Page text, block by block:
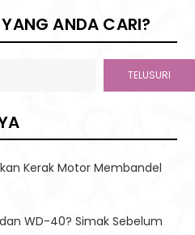
ANDA CARI?
TELUSURI
Kerak Motor Membandel
WD-40? Simak Sebelum